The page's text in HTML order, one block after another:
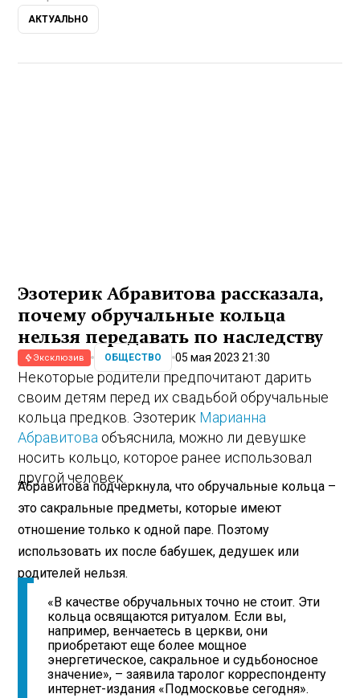
АКТУАЛЬНО
Эзотерик Абравитова рассказала,
почему обручальные кольца
нельзя передавать по наследству
Эксклюзив ОБЩЕСТВО 05 мая 2023 21:30
Некоторые родители предпочитают дарить
своим детям перед их свадьбой обручальные
кольца предков. Эзотерик Марианна
Абравитова объяснила, можно ли девушке
носить кольцо, которое ранее использовал
другой человек.
Абравитова подчеркнула, что обручальные кольца –
это сакральные предметы, которые имеют
отношение только к одной паре. Поэтому
использовать их после бабушек, дедушек или
родителей нельзя.
«В качестве обручальных точно не стоит. Эти
кольца освящаются ритуалом. Если вы,
например, венчаетесь в церкви, они
приобретают еще более мощное
энергетическое, сакральное и судьбоносное
значение», – заявила таролог корреспонденту
интернет-издания «Подмосковье сегодня».